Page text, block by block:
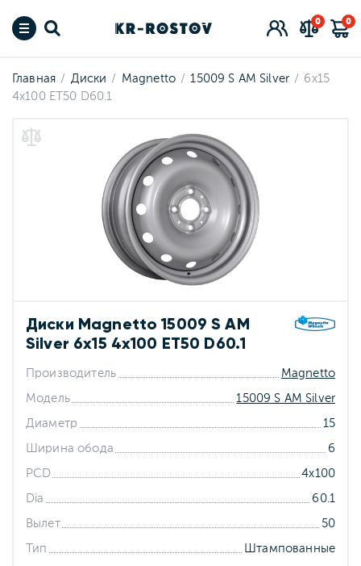
0 0
Главная Диски Magnetto 15009 S AM Silver
6x15
4x100 ET50 D60.1
Диски Magnetto 15009 S AM
Silver 6x15 4x100 ET50 D60.1
Производитель Magnetto
Модель 15009 S AM Silver
Диаметр 15
Ширина обода 6
PCD 4x100
Dia 60.1
Вылет 50
Тип Штампованные